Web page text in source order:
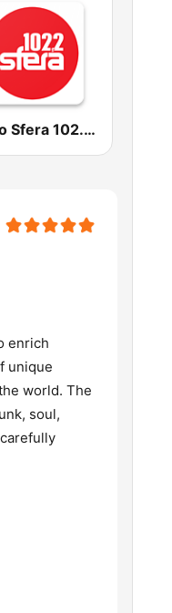
Radio Sfera 102.2 FM
enrich
unique
world. The
soul,